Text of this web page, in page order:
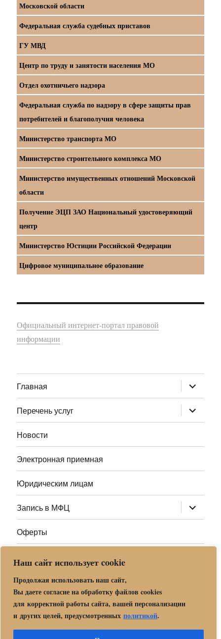
Наш сайт использует cookie
Продолжая использовать наш сайт,
Вы даете согласие на обработку файлов cookies
для корректной работы сайта, вашей персонализации
и других целей, предусмотренных политикой.
Московской области
Федеральная служба судебных приставов
ГУ МВД
Центр по труду и занятости населения МО
Отдел охотничьего надзора
Федеральная служба по надзору в сфере защиты прав
потребителей и благополучия человека
Министерство транспорта МО
Министерство строительного комплекса МО
Министерство имущественных отношений Московской
области
Получение ЭЦП ЗАО Национальный удостоверяющий
центр
Министерство Юстиции Российской Федерации
Цифровое муниципальное образование
Официальный интернет-портал правовой
информации
Главная раскрыть
дочернее
меню
Перечень услуг
раскрыть
дочернее
меню
Новости
Электронная приемная
Юридическим лицам
Запись в МФЦ раскрыть
дочернее
меню
Оферты
Адреса МФЦ МО
Центр государственных и муниципальных услуг «Мои
документы» в г. о. Орехово-Зуево
Политика обработки и защиты персональных данных в «МБУ